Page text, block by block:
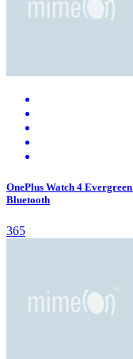
OnePlus Watch 4
Bluetooth
365